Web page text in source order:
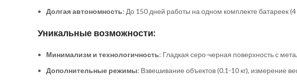
Долгая автономность: До 150 дней работы на одном комплекте батареек
Уникальные возможности:
Минимализм и технологичность: Гладкая серо-черная поверхность с
Дополнительные режимы: Взвешивание объектов (0.1-10 кг), измерение